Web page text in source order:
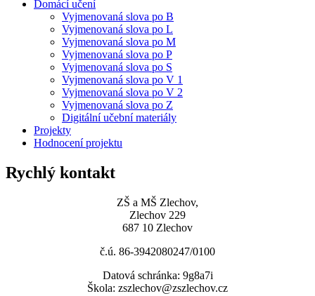
Domácí učení
Vyjmenovaná slova po B
Vyjmenovaná slova po L
Vyjmenovaná slova po M
Vyjmenovaná slova po P
Vyjmenovaná slova po S
Vyjmenovaná slova po V 1
Vyjmenovaná slova po V 2
Vyjmenovaná slova po Z
Digitální učební materiály
Projekty
Hodnocení projektu
Rychlý kontakt
ZŠ a MŠ Zlechov,
Zlechov 229
687 10 Zlechov
č.ú. 86-3942080247/0100
Datová schránka: 9g8a7i
Škola: zszlechov@zszlechov.cz